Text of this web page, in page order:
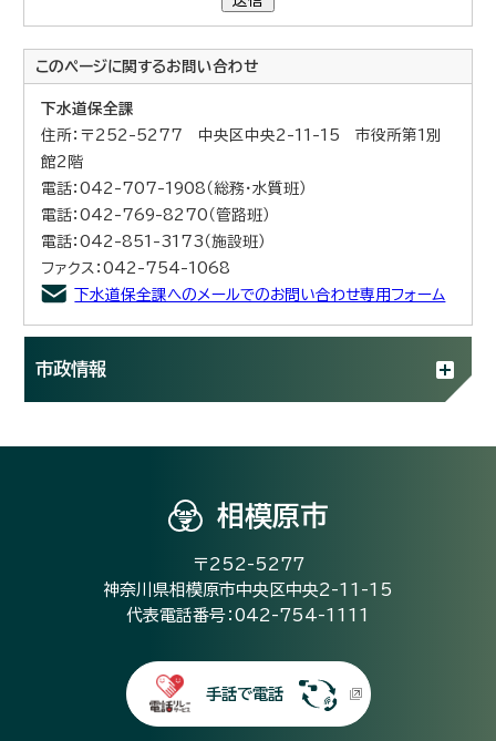
このページに関するお問い合わせ
下水道保全課
住所：〒252-5277 中央区中央2-11-15 市役所第1別
館2階
電話：042-707-1908（総務・水質班）
電話：042-769-8270（管路班）
電話：042-851-3173（施設班）
ファクス：042-754-1068
下水道保全課へのメールでのお問い合わせ専用フォーム
市政情報
相模原市
〒252-5277
神奈川県相模原市中央区中央2-11-15
代表電話番号：042-754-1111
手話で電話